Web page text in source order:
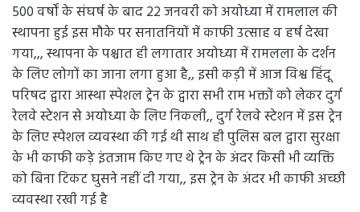
500 वर्षों के संघर्ष के बाद 22 जनवरी को अयोध्या में रामलाल की
स्थापना हुई इस मौके पर सनातनियों में काफी उत्साह व हर्ष देखा
गया,,, स्थापना के पश्चात ही लगातार अयोध्या में रामलला के दर्शन
के लिए लोगों का जाना लगा हुआ है,, इसी कड़ी में आज विश्व हिंदू
परिषद द्वारा आस्था स्पेशल ट्रेन के द्वारा सभी राम भक्तों को लेकर दुर्ग
रेलवे स्टेशन से अयोध्या के लिए निकली,, दुर्ग रेलवे स्टेशन में इस ट्रेन
के लिए स्पेशल व्यवस्था की गई थी साथ ही पुलिस बल द्वारा सुरक्षा
के भी काफी कड़े इंतजाम किए गए थे ट्रेन के अंदर किसी भी व्यक्ति
को बिना टिकट घुसने नहीं दी गया,, इस ट्रेन के अंदर भी काफी अच्छी
व्यवस्था रखी गई है